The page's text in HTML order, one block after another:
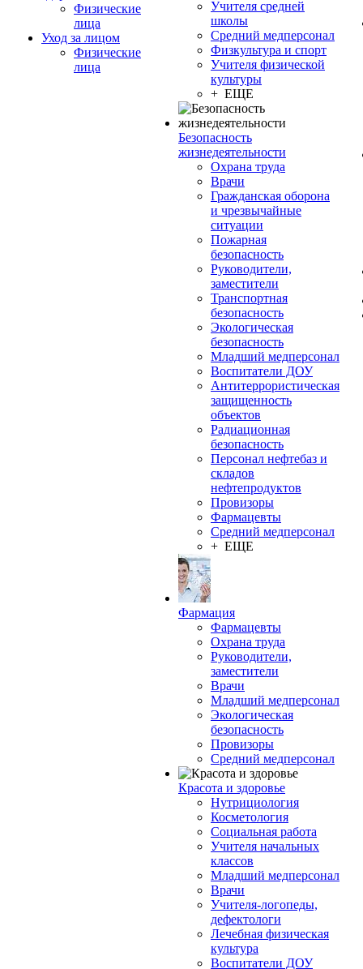
Физические
лица
Уход за лицом
Физические
лица
Учителя средней
школы
Средний медперсонал
Физкультура и спорт
Учителя физической
культуры
+ ЕЩЕ
Безопасность
жизнедеятельности
Охрана труда
Врачи
Гражданская оборона
и чрезвычайные
ситуации
Пожарная
безопасность
Руководители,
заместители
Транспортная
безопасность
Экологическая
безопасность
Младший медперсонал
Воспитатели ДОУ
Антитеррористическая
защищенность
объектов
Радиационная
безопасность
Персонал нефтебаз и
складов
нефтепродуктов
Провизоры
Фармацевты
Средний медперсонал
+ ЕЩЕ
Фармация
Фармацевты
Охрана труда
Руководители,
заместители
Врачи
Младший медперсонал
Экологическая
безопасность
Провизоры
Средний медперсонал
Красота и здоровье
Нутрициология
Косметология
Социальная работа
Учителя начальных
классов
Младший медперсонал
Врачи
Учителя-логопеды,
дефектологи
Лечебная физическая
культура
Воспитатели ДОУ